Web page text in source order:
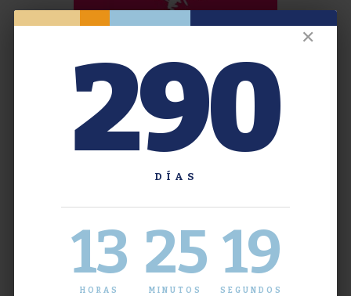
✕
290
DÍAS
13
HORAS
25
MINUTOS
19
SEGUNDOS